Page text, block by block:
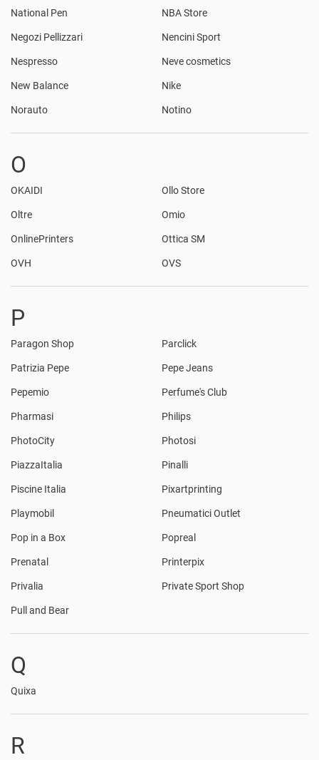
National Pen NBA Store
Negozi Pellizzari Nencini Sport
Nespresso Neve cosmetics
New Balance Nike
Norauto Notino
O
OKAIDI Ollo Store
Oltre Omio
OnlinePrinters Ottica SM
OVH OVS
P
Paragon Shop Parclick
Patrizia Pepe Pepe Jeans
Pepemio Perfume's Club
Pharmasi Philips
PhotoCity Photosi
PiazzaItalia Pinalli
Piscine Italia Pixartprinting
Playmobil Pneumatici Outlet
Pop in a Box Popreal
Prenatal Printerpix
Privalia Private Sport Shop
Pull and Bear
Q
Quixa
R